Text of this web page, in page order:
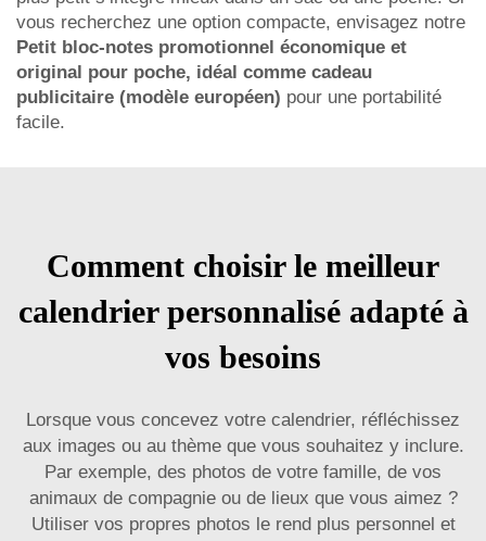
vous recherchez une option compacte, envisagez notre
Petit bloc-notes promotionnel économique et
original pour poche, idéal comme cadeau
publicitaire (modèle européen) pour une portabilité
facile.
Comment choisir le meilleur
calendrier personnalisé adapté à
vos besoins
Lorsque vous concevez votre calendrier, réfléchissez
aux images ou au thème que vous souhaitez y inclure.
Par exemple, des photos de votre famille, de vos
animaux de compagnie ou de lieux que vous aimez ?
Utiliser vos propres photos le rend plus personnel et